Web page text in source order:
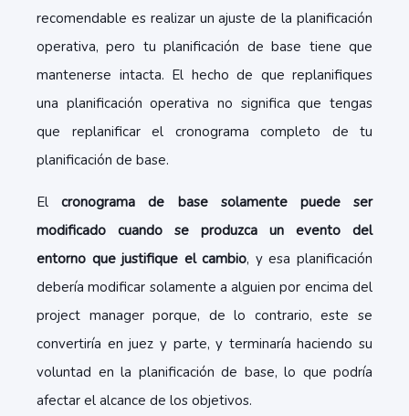
recomendable es realizar un ajuste de la planificación
operativa, pero tu planificación de base tiene que
mantenerse intacta. El hecho de que replanifiques
una planificación operativa no significa que tengas
que replanificar el cronograma completo de tu
planificación de base.
Elcronograma de base solamente puede ser
modificado cuando se produzca un evento del
entorno que justifique el cambio, y esa planificación
debería modificar solamente a alguien por encima del
project manager porque, de lo contrario, este se
convertiría en juez y parte, y terminaría haciendo su
voluntad en la planificación de base, lo que podría
afectar el alcance de los objetivos.